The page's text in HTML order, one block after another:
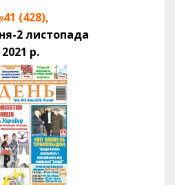
(428),
2 листопада
2021 р.